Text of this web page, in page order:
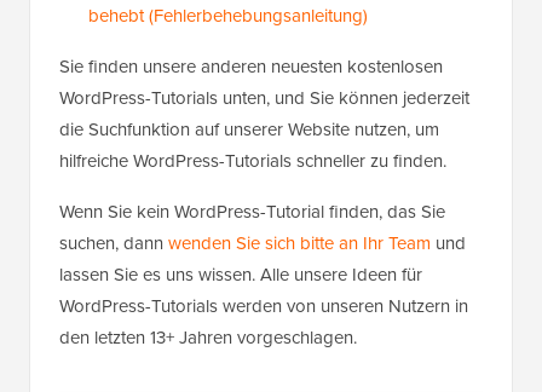
behebt (Fehlerbehebungsanleitung)
Sie finden unsere anderen neuesten kostenlosen
WordPress-Tutorials unten, und Sie können jederzeit
die Suchfunktion auf unserer Website nutzen, um
hilfreiche WordPress-Tutorials schneller zu finden.
Wenn Sie kein WordPress-Tutorial finden, das Sie
suchen, dann wenden Sie sich bitte an Ihr Team und
lassen Sie es uns wissen. Alle unsere Ideen für
WordPress-Tutorials werden von unseren Nutzern in
den letzten 13+ Jahren vorgeschlagen.